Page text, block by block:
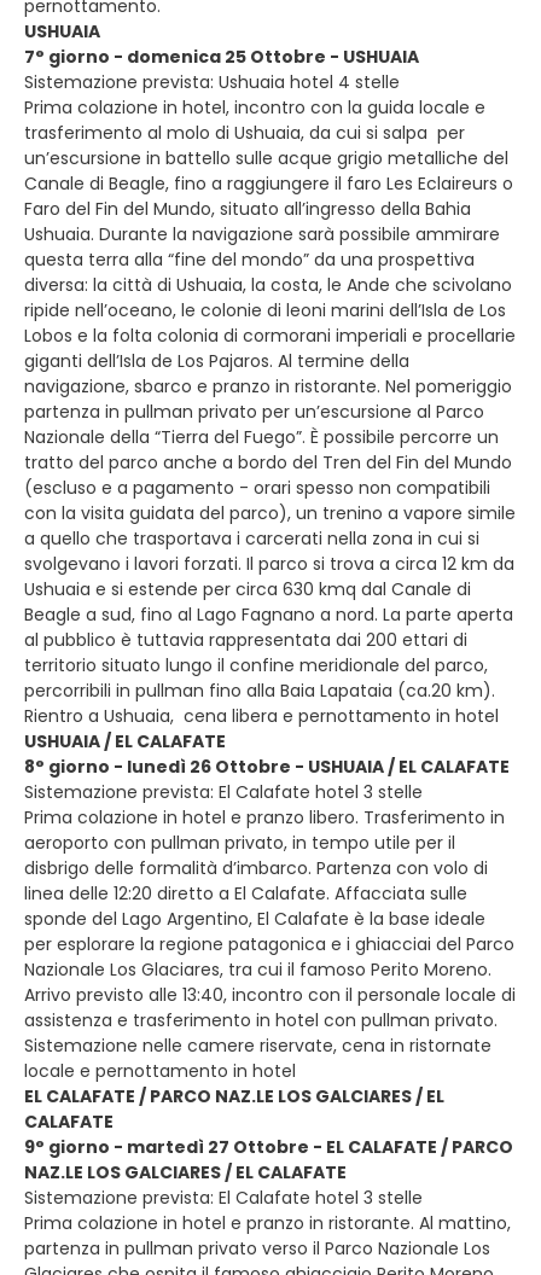
pernottamento.
USHUAIA
7° giorno - domenica 25 Ottobre - USHUAIA
Sistemazione prevista: Ushuaia hotel 4 stelle
Prima colazione in hotel, incontro con la guida locale e
trasferimento al molo di Ushuaia, da cui si salpa per
un’escursione in battello sulle acque grigio metalliche del
Canale di Beagle, fino a raggiungere il faro Les Eclaireurs o
Faro del Fin del Mundo, situato all’ingresso della Bahia
Ushuaia. Durante la navigazione sarà possibile ammirare
questa terra alla “fine del mondo” da una prospettiva
diversa: la città di Ushuaia, la costa, le Ande che scivolano
ripide nell’oceano, le colonie di leoni marini dell’Isla de Los
Lobos e la folta colonia di cormorani imperiali e procellarie
giganti dell’Isla de Los Pajaros. Al termine della
navigazione, sbarco e pranzo in ristorante. Nel pomeriggio
partenza in pullman privato per un’escursione al Parco
Nazionale della “Tierra del Fuego”. È possibile percorre un
tratto del parco anche a bordo del Tren del Fin del Mundo
(escluso e a pagamento - orari spesso non compatibili
con la visita guidata del parco), un trenino a vapore simile
a quello che trasportava i carcerati nella zona in cui si
svolgevano i lavori forzati. Il parco si trova a circa 12 km da
Ushuaia e si estende per circa 630 kmq dal Canale di
Beagle a sud, fino al Lago Fagnano a nord. La parte aperta
al pubblico è tuttavia rappresentata dai 200 ettari di
territorio situato lungo il confine meridionale del parco,
percorribili in pullman fino alla Baia Lapataia (ca.20 km).
Rientro a Ushuaia, cena libera e pernottamento in hotel
USHUAIA / EL CALAFATE
8° giorno - lunedì 26 Ottobre - USHUAIA / EL CALAFATE
Sistemazione prevista: El Calafate hotel 3 stelle
Prima colazione in hotel e pranzo libero. Trasferimento in
aeroporto con pullman privato, in tempo utile per il
disbrigo delle formalità d’imbarco. Partenza con volo di
linea delle 12:20 diretto a El Calafate. Affacciata sulle
sponde del Lago Argentino, El Calafate è la base ideale
per esplorare la regione patagonica e i ghiacciai del Parco
Nazionale Los Glaciares, tra cui il famoso Perito Moreno.
Arrivo previsto alle 13:40, incontro con il personale locale di
assistenza e trasferimento in hotel con pullman privato.
Sistemazione nelle camere riservate, cena in ristornate
locale e pernottamento in hotel
EL CALAFATE / PARCO NAZ.LE LOS GALCIARES / EL
CALAFATE
9° giorno - martedì 27 Ottobre - EL CALAFATE / PARCO
NAZ.LE LOS GALCIARES / EL CALAFATE
Sistemazione prevista: El Calafate hotel 3 stelle
Prima colazione in hotel e pranzo in ristorante. Al mattino,
partenza in pullman privato verso il Parco Nazionale Los